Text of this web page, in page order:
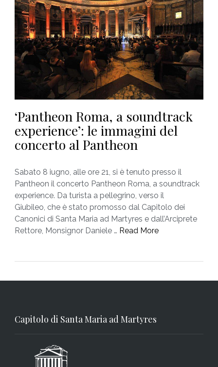
‘Pantheon Roma, a soundtrack
experience’: le immagini del
concerto al Pantheon
Sabato 8 iugno, alle ore 21, si è tenuto presso il
Pantheon il concerto Pantheon Roma, a soundtrack
experience. Da turista a pellegrino, verso il
Giubileo, che è stato promosso dal Capitolo dei
Canonici di Santa Maria ad Martyres e dall’Arciprete
Rettore, Monsignor Daniele … Read More
Capitolo di Santa Maria ad Martyres